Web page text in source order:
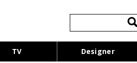
索:
TV Designer